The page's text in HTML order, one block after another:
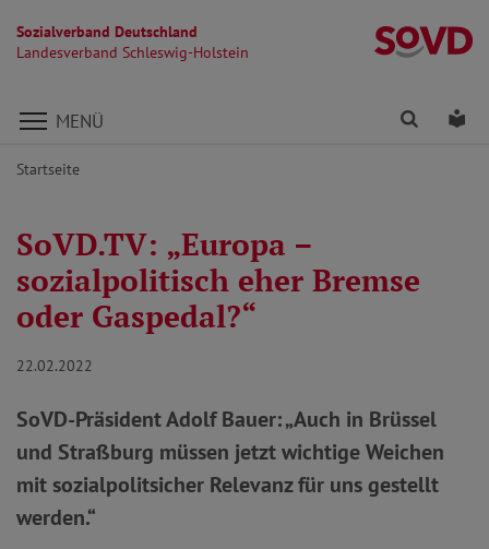
Sozialverband Deutschland
Landesverband Schleswig-Holstein
Direkt zu den Inhalten springen
MENÜ Finden
Startseite
SoVD.TV: „Europa –
sozialpolitisch eher Bremse
oder Gaspedal?“
22.02.2022
SoVD-Präsident Adolf Bauer: „Auch in Brüssel
und Straßburg müssen jetzt wichtige Weichen
mit sozialpolitsicher Relevanz für uns gestellt
werden.“